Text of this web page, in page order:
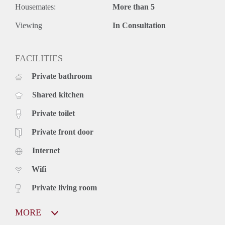
Housemates: More than 5
Viewing In Consultation
FACILITIES
Private bathroom
Shared kitchen
Private toilet
Private front door
Internet
Wifi
Private living room
MORE